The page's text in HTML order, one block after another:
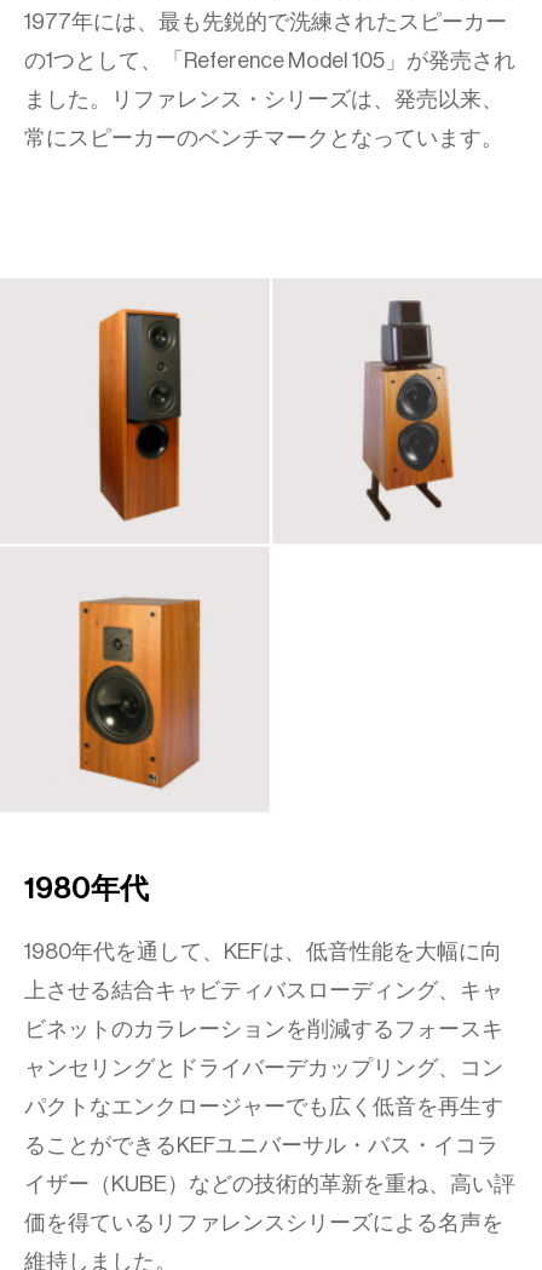
1977年には、最も先鋭的で洗練されたスピーカー
の1つとして、「Reference Model 105」が発売され
ました。リファレンス・シリーズは、発売以来、
常にスピーカーのベンチマークとなっています。
1980年代
1980年代を通して、KEFは、低音性能を大幅に向
上させる結合キャビティバスローディング、キャ
ビネットのカラレーションを削減するフォースキ
ャンセリングとドライバーデカップリング、コン
パクトなエンクロージャーでも広く低音を再生す
ることができるKEFユニバーサル・バス・イコラ
イザー（KUBE）などの技術的革新を重ね、高い評
価を得ているリファレンスシリーズによる名声を
維持しました。